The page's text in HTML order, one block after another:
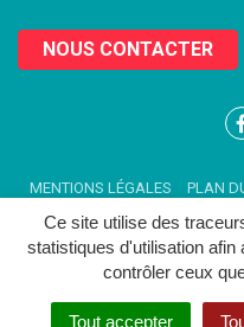
Ce site utilise des
statistiques d'utilisation
contrôler ceux
Tout accepter
NOUS CONTACTER
MENTIONS LÉGALES PLAN